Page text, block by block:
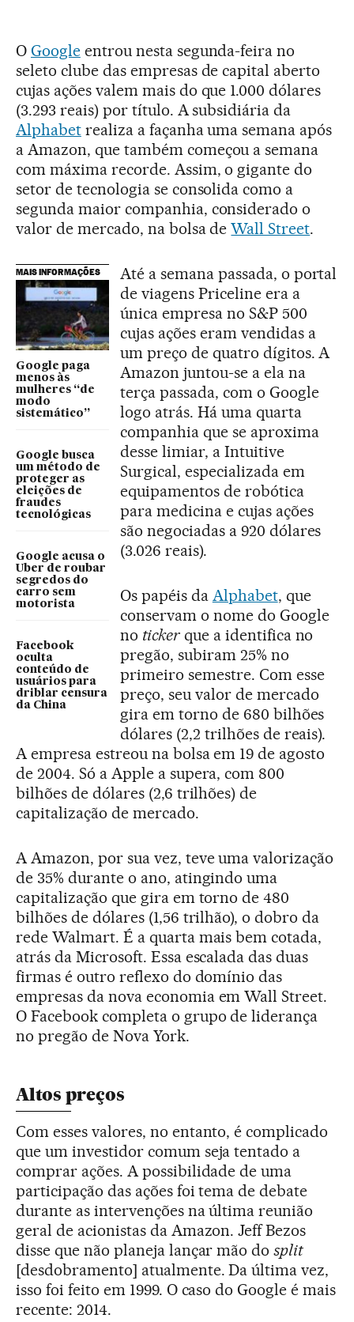
O Googleentrou nesta segunda-feira no
seleto clube das empresas de capital aberto
cujas ações valem mais do que 1.000 dólares
(3.293 reais) por título. A subsidiária da
Alphabetrealiza a façanha uma semana após
a Amazon, que também começou a semana
com máxima recorde. Assim, o gigante do
setor de tecnologia se consolida como a
segunda maior companhia, considerado o
valor de mercado, na bolsa deWall Street.
MAIS INFORMAÇÕES
Google paga
menos às
mulheres “de
modo
sistemático”
Google busca
um método de
proteger as
eleições de
fraudes
tecnológicas
Google acusa o
Uber de roubar
segredos do
carro sem
motorista
Facebook
oculta
conteúdo de
usuários para
driblar censura
da China
Até a semana passada, o portal
de viagens Priceline era a
única empresa no S&P 500
cujas ações eram vendidas a
um preço de quatro dígitos. A
Amazon juntou-se a ela na
terça passada, com o Google
logo atrás. Há uma quarta
companhia que se aproxima
desse limiar, a Intuitive
Surgical, especializada em
equipamentos de robótica
para medicina e cujas ações
são negociadas a 920 dólares
(3.026 reais).
Os papéis da Alphabet, que
conservam o nome do Google
no tickerque a identifica no
pregão, subiram 25% no
primeiro semestre. Com esse
preço, seu valor de mercado
gira em torno de 680 bilhões
dólares (2,2 trilhões de reais).
A empresa estreou na bolsa em 19 de agosto
de 2004. Só a Apple a supera, com 800
bilhões de dólares (2,6 trilhões) de
capitalização de mercado.
A Amazon, por sua vez, teve uma valorização
de 35% durante o ano, atingindo uma
capitalização que gira em torno de 480
bilhões de dólares (1,56 trilhão), o dobro da
rede Walmart. É a quarta mais bem cotada,
atrás da Microsoft. Essa escalada das duas
firmas é outro reflexo do domínio das
empresas da nova economia em Wall Street.
O Facebook completa o grupo de liderança
no pregão de Nova York.
Altos preços
Com esses valores, no entanto, é complicado
que um investidor comum seja tentado a
comprar ações. A possibilidade de uma
participação das ações foi tema de debate
durante as intervenções na última reunião
geral de acionistas da Amazon. Jeff Bezos
disse que não planeja lançar mão dosplit
[desdobramento] atualmente. Da última vez,
isso foi feito em 1999. O caso do Google é mais
recente: 2014.